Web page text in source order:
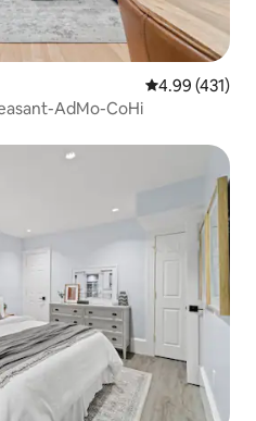
從 431 則評價
4.99 (431)
AdMo-CoHi